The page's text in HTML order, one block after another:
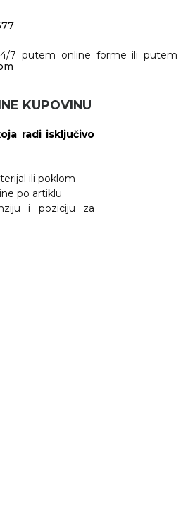
7 putem online forme ili putem
KUPOVINU
radi isključivo
ili poklom
po artiklu
i poziciju za